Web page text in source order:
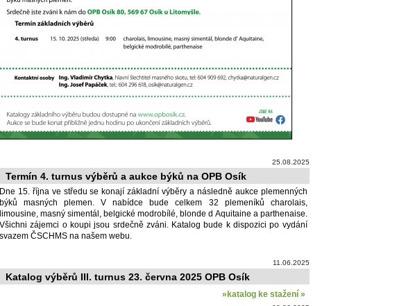
25.08.2025
Termín 4. turnus výběrů a aukce býků na OPB Osík
Dne 15. října ve středu se konají základní výběry a následně aukce plemenných
býků masných plemen. V nabídce bude celkem 32 plemeníků charolais,
limousine, masný simentál, belgické modrobílé, blonde d Aquitaine a parthenaise.
Všichni zájemci o koupi jsou srdečně zváni. Katalog bude k dispozici po vydání
svazem ČSCHMS na našem webu.
11.06.2025
Katalog výběrů III. turnus 23. června 2025 OPB Osík
»katalog ke stažení »